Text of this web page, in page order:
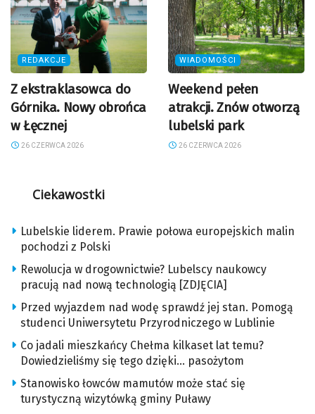
REDAKCJE
Z ekstraklasowca do
Górnika. Nowy obrońca
w Łęcznej
26 CZERWCA 2026
WIADOMOŚCI
Weekend pełen
atrakcji. Znów otworzą
lubelski park
26 CZERWCA 2026
Ciekawostki
Lubelskie liderem. Prawie połowa europejskich malin
pochodzi z Polski
Rewolucja w drogownictwie? Lubelscy naukowcy
pracują nad nową technologią [ZDJĘCIA]
Przed wyjazdem nad wodę sprawdź jej stan. Pomogą
studenci Uniwersytetu Przyrodniczego w Lublinie
Co jadali mieszkańcy Chełma kilkaset lat temu?
Dowiedzieliśmy się tego dzięki… pasożytom
Stanowisko łowców mamutów może stać się
turystyczną wizytówką gminy Puławy